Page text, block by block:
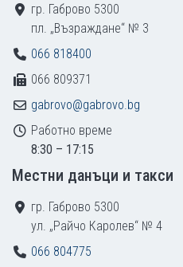
гр. Габрово 5300
пл. „Възраждане“ № 3
066 818400
066 809371
gabrovo@gabrovo.bg
Работно време
8:30 – 17:15
Местни данъци и такси
гр. Габрово 5300
ул. „Райчо Каролев“ № 4
066 804775